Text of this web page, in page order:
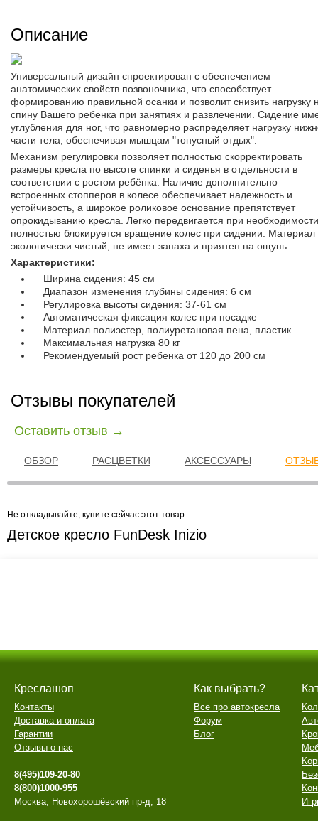
Описание
Универсальный дизайн спроектирован с обеспечением
анатомических свойств позвоночника, что способствует
формированию правильной осанки и позволит снизить нагрузку
спину Вашего ребенка при занятиях и развлечении. Сидение
углубления для ног, что равномерно распределяет нагрузку
части тела, обеспечивая мышцам "тонусный отдых".
Механизм регулировки позволяет полностью скорректировать
размеры кресла по высоте спинки и сиденья в отдельности в
соответствии с ростом ребёнка. Наличие дополнительно
встроенных стопперов в колесе обеспечивает надежность и
устойчивость, а широкое роликовое основание препятствует
опрокидыванию кресла. Легко передвигается при
полностью блокируется вращение колес при сидении. Материал
экологически чистый, не имеет запаха и приятен на ощупь.
Характеристики:
Ширина сидения: 45 см
Диапазон изменения глубины сидения: 6 см
Регулировка высоты сидения: 37-61 см
Автоматическая фиксация колес при посадке
Материал полиэстер, полиуретановая пена, пластик
Максимальная нагрузка 80 кг
Рекомендуемый рост ребенка от 120 до 200 см
Отзывы покупателей
Оставить отзыв →
ОБЗОР РАСЦВЕТКИ АКСЕССУАРЫ
Не откладывайте, купите сейчас этот товар
Детское кресло FunDesk Inizio
Креслашоп
Контакты
Доставка и оплата
Гарантии
Отзывы о нас
8(495)109-20-80
8(800)1000-955
Москва, Новохорошёвский пр-д, 18
Как выбрать?
Все про автокресла
Форум
Блог